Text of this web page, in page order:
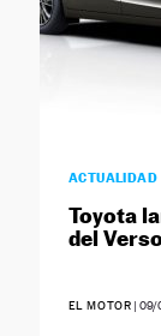
ACTUALIDAD
Toyota
del
EL MOTOR |09/